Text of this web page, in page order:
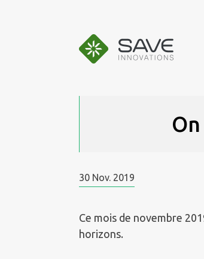
30 Nov. 2019
Ce mois de novembre
horizons.